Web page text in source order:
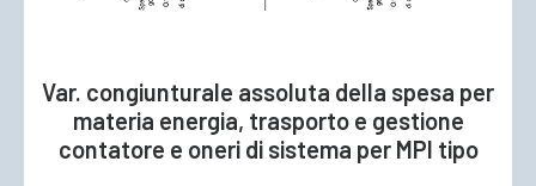
Var. congiunturale assoluta della spesa per
materia energia, trasporto e gestione
contatore e oneri di sistema per MPI tipo